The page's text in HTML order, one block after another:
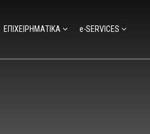
ΕΠΙΧΕΙΡΗΜΑΤΙΚΑ e-SERVICES